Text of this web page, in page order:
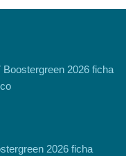
2026 ficha
2026 ficha